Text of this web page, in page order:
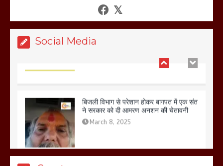
Social Media
शफीकुर्रहमान रहमान ने